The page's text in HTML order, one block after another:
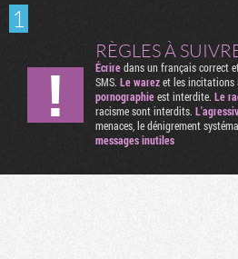
1
RÈGLES À
Écriredans un français correct
SMS. Le warezet les incitations
pornographieest interdite. Le
racisme sont interdits.
menaces, le dénigrement
messages inutiles